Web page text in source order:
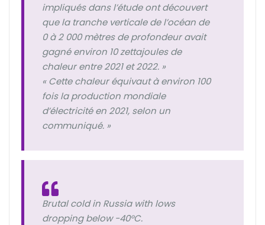
impliqués dans l’étude ont découvert
que la tranche verticale de l’océan de
0 à 2 000 mètres de profondeur avait
gagné environ 10 zettajoules de
chaleur entre 2021 et 2022. »
« Cette chaleur équivaut à environ 100
fois la production mondiale
d’électricité en 2021, selon un
communiqué. »
Brutal cold in Russia with lows
dropping below -40°C.